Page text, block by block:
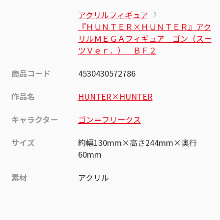
アクリルフィギュア
『ＨＵＮＴＥＲ×ＨＵＮＴＥＲ』アク
リルＭＥＧＡフィギュア ゴン（スー
ツＶｅｒ．） ＢＦ２
商品コード
4530430572786
作品名
HUNTER×HUNTER
キャラクター
ゴン＝フリークス
サイズ
約幅130mm×高さ244mm×奥行
60mm
素材
アクリル